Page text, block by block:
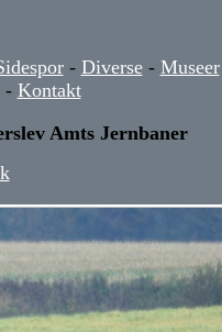
- Diverse- Museer
- Kontakt
Amts Jernbaner